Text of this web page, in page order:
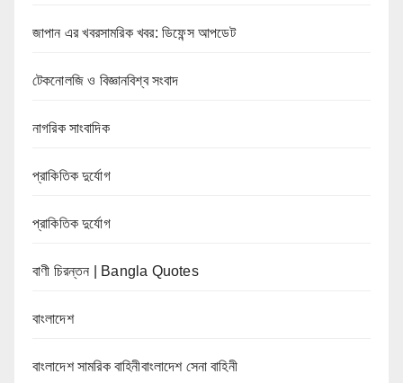
জাপান এর খবরসামরিক খবর: ডিফেন্স আপডেট
টেকনোলজি ও বিজ্ঞানবিশ্ব সংবাদ
নাগরিক সাংবাদিক
প্রাকিতিক দুর্যোগ
প্রাকিতিক দুর্যোগ
বাণী চিরন্তন | Bangla Quotes
বাংলাদেশ
বাংলাদেশ সামরিক বাহিনীবাংলাদেশ সেনা বাহিনী